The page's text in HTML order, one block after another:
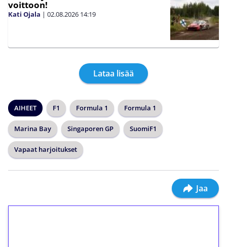
voittoon!
Kati Ojala | 02.08.2026 14:19
Lataa lisää
AIHEET F1 Formula 1 Formula 1
Marina Bay Singaporen GP SuomiF1
Vapaat harjoitukset
Jaa